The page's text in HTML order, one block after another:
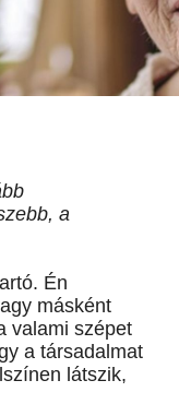
a
Én
másként
valami szépet
a társadalmat
látszik,